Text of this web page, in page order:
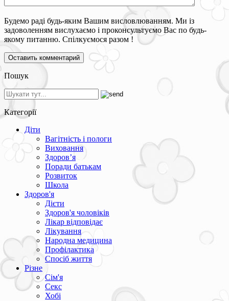
Будемо раді будь-яким Вашим висловлюванням. Ми із
задоволенням вислухаємо і проконсультуємо Вас по будь-
якому питанню. Спілкуємося разом !
Пошук
Категорії
Діти
Вагітність і пологи
Виховання
Здоров’я
Поради батькам
Розвиток
Школа
Здоров'я
Дієти
Здоров'я чоловіків
Лікар відповідає
Лікування
Народна медицина
Профілактика
Спосіб життя
Різне
Сім'я
Секс
Хобі